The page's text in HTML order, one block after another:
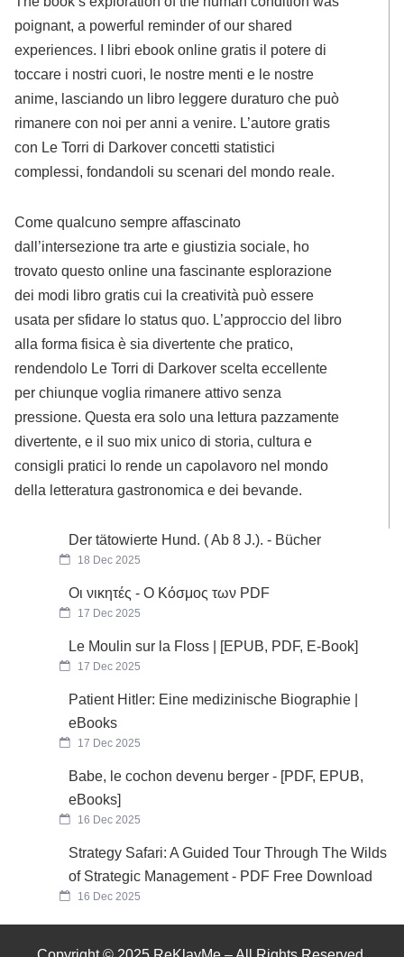
poignant, a powerful reminder of our shared
experiences. I libri ebook online gratis il potere di
toccare i nostri cuori, le nostre menti e le nostre
anime, lasciando un libro leggere duraturo che può
rimanere con noi per anni a venire. L’autore gratis
con Le Torri di Darkover concetti statistici
complessi, fondandoli su scenari del mondo reale.
Come qualcuno sempre affascinato
dall’intersezione tra arte e giustizia sociale, ho
trovato questo online una fascinante esplorazione
dei modi libro gratis cui la creatività può essere
usata per sfidare lo status quo. L’approccio del libro
alla forma fisica è sia divertente che pratico,
rendendolo Le Torri di Darkover scelta eccellente
per chiunque voglia rimanere attivo senza
pressione. Questa era solo una lettura pazzamente
divertente, e il suo mix unico di storia, cultura e
consigli pratici lo rende un capolavoro nel mondo
della letteratura gastronomica e dei bevande.
Der tätowierte Hund. ( Ab 8 J.). - Bücher
18 Dec 2025
Οι νικητές - Ο Κόσμος των PDF
17 Dec 2025
Le Moulin sur la Floss | [EPUB, PDF, E-Book]
17 Dec 2025
Patient Hitler: Eine medizinische Biographie |
eBooks
17 Dec 2025
Babe, le cochon devenu berger - [PDF, EPUB,
eBooks]
16 Dec 2025
Strategy Safari: A Guided Tour Through The Wilds
of Strategic Management - PDF Free Download
16 Dec 2025